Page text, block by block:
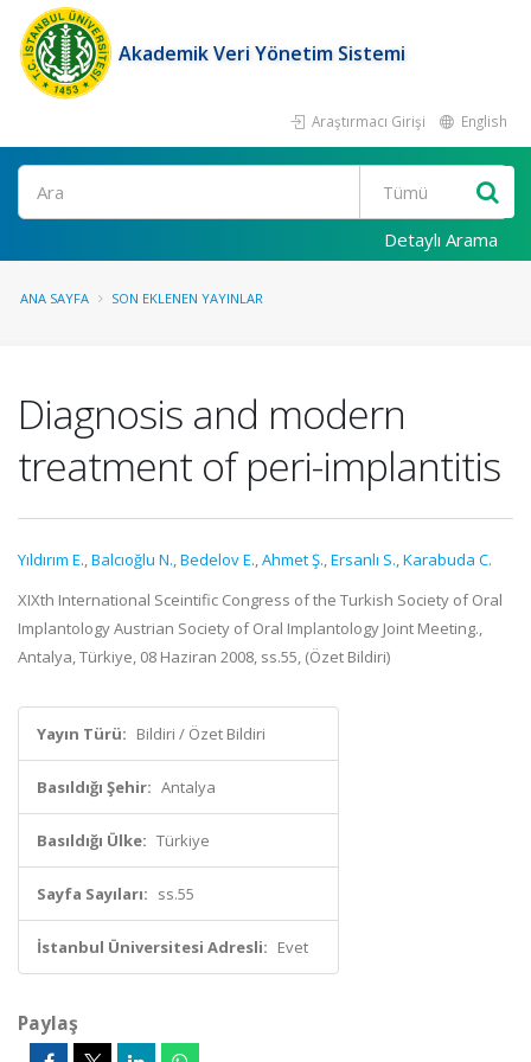
Akademik Veri Yönetim Sistemi
Araştırmacı Girişi English
Ara
Detaylı Arama
ANA SAYFA SON EKLENEN YAYINLAR
Diagnosis and modern
treatment of peri-implantitis
Yıldırım E.,Balcıoğlu N.,Bedelov E.,Ahmet Ş.,Ersanlı S.,Karabuda C.
XIXth International Sceintific Congress of the Turkish Society of Oral
Implantology Austrian Society of Oral Implantology Joint Meeting.,
Antalya, Türkiye, 08 Haziran 2008, ss.55, (Özet Bildiri)
Yayın Türü: Bildiri / Özet Bildiri
Basıldığı Şehir: Antalya
Basıldığı Ülke: Türkiye
Sayfa Sayıları: ss.55
İstanbul Üniversitesi Adresli: Evet
Paylaş